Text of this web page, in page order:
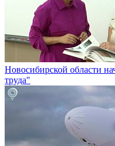
Новосибирской области
труда"